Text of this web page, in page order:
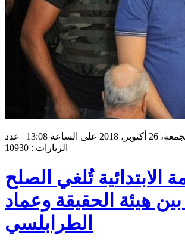
زووم تونيزيا | الجمعة، 26 أكتوبر، 2018 على الساعة 13:08 | عدد
الزيارات : 10930
الابتدائية تُلغي الصلح
بين هيئة الحقيقة وعماد
الطرابلسي